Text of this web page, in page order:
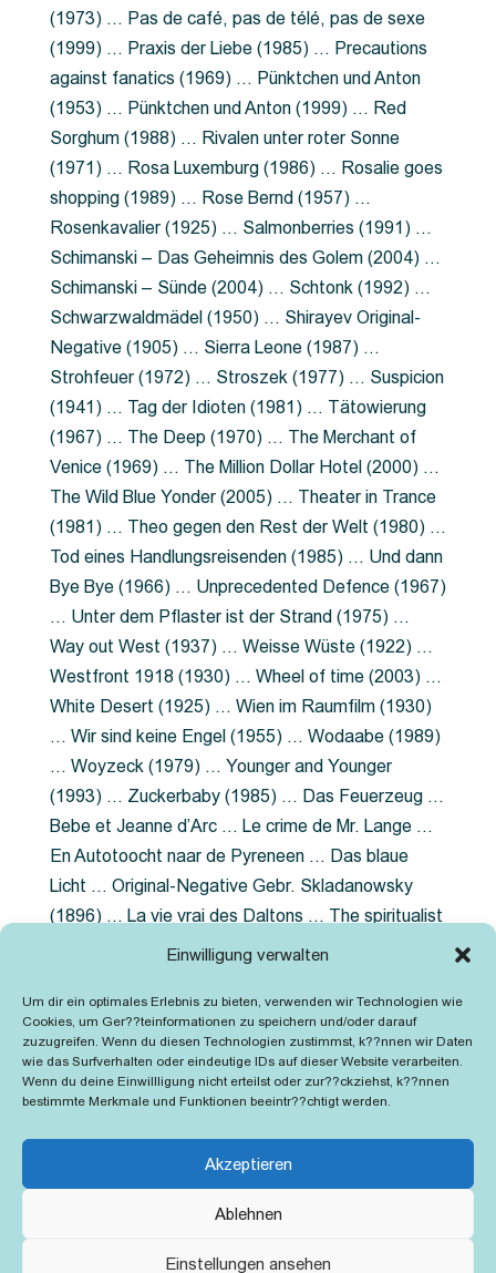
Einwilligung verwalten
Um dir ein optimales Erlebnis zu bieten, verwenden wir Technologien wie
Cookies, um Ger??teinformationen zu speichern und/oder darauf
zuzugreifen. Wenn du diesen Technologien zustimmst, k??nnen wir Daten
wie das Surfverhalten oder eindeutige IDs auf dieser Website verarbeiten.
Wenn du deine Einwillligung nicht erteilst oder zur??ckziehst, k??nnen
bestimmte Merkmale und Funktionen beeintr??chtigt werden.
Akzeptieren
Ablehnen
Einstellungen ansehen
(1973) … Pas de café, pas de télé, pas de sexe
(1999) … Praxis der Liebe (1985) … Precautions
against fanatics (1969) … Pünktchen und Anton
(1953) … Pünktchen und Anton (1999) … Red
Sorghum (1988) … Rivalen unter roter Sonne
(1971) … Rosa Luxemburg (1986) … Rosalie goes
shopping (1989) … Rose Bernd (1957) …
Rosenkavalier (1925) … Salmonberries (1991) …
Schimanski – Das Geheimnis des Golem (2004) …
Schimanski – Sünde (2004) … Schtonk (1992) …
Schwarzwaldmädel (1950) … Shirayev Original-
Negative (1905) … Sierra Leone (1987) …
Strohfeuer (1972) … Stroszek (1977) … Suspicion
(1941) … Tag der Idioten (1981) … Tätowierung
(1967) … The Deep (1970) … The Merchant of
Venice (1969) … The Million Dollar Hotel (2000) …
The Wild Blue Yonder (2005) … Theater in Trance
(1981) … Theo gegen den Rest der Welt (1980) …
Tod eines Handlungsreisenden (1985) … Und dann
Bye Bye (1966) … Unprecedented Defence (1967)
… Unter dem Pflaster ist der Strand (1975) …
Way out West (1937) … Weisse Wüste (1922) …
Westfront 1918 (1930) … Wheel of time (2003) …
White Desert (1925) … Wien im Raumfilm (1930)
… Wir sind keine Engel (1955) … Wodaabe (1989)
… Woyzeck (1979) … Younger and Younger
(1993) … Zuckerbaby (1985) … Das Feuerzeug …
Bebe et Jeanne d’Arc … Le crime de Mr. Lange …
En Autotoocht naar de Pyreneen … Das blaue
Licht … Original-Negative Gebr. Skladanowsky
(1896) … La vie vrai des Daltons … The spiritualist
photographer … Feuer im Fjord … The Song of the
Grubenlampe … Tolstoy … Grün ist die Heide …
Lady Hamilton … Mütter verzaget nicht …
Ruttmann Werbefilme